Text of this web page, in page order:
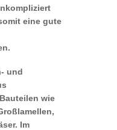
eine gute
und
wie
Im